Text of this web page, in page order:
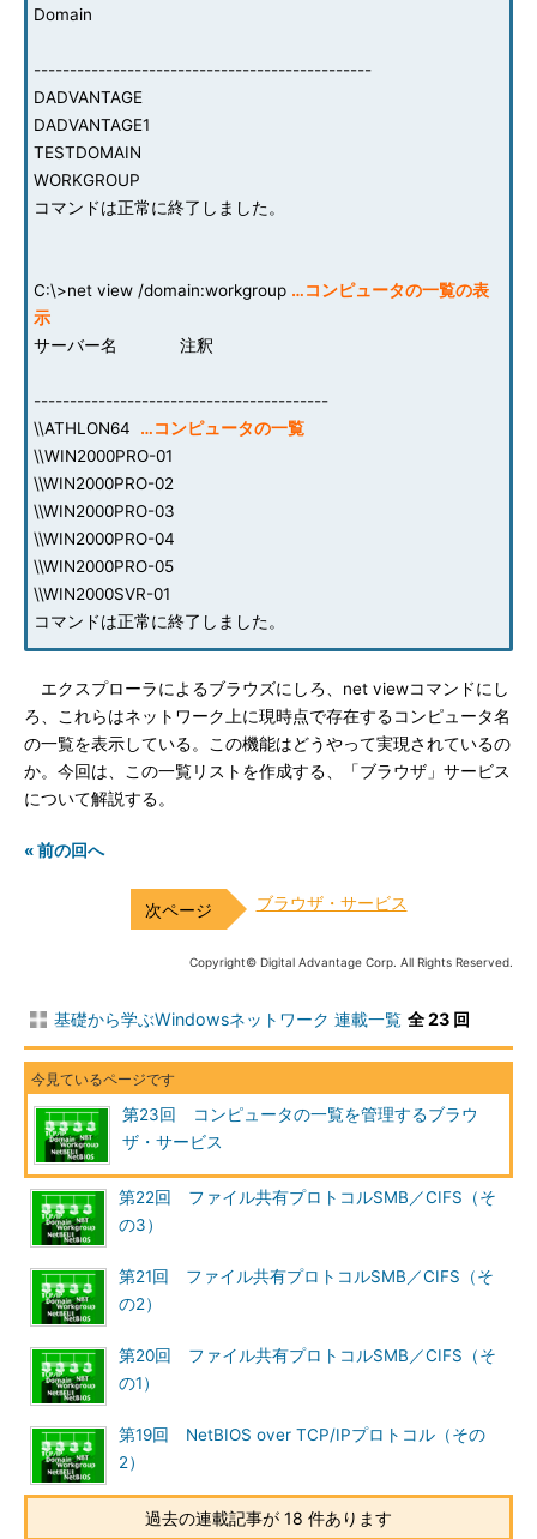
Domain
-----------------------------------------------
DADVANTAGE
DADVANTAGE1
TESTDOMAIN
WORKGROUP
コマンドは正常に終了しました。
C:\>net view /domain:workgroup …コンピュータの一覧の表
示
サーバー名 注釈
-----------------------------------------
\\ATHLON64 …コンピュータの一覧
\\WIN2000PRO-01
\\WIN2000PRO-02
\\WIN2000PRO-03
\\WIN2000PRO-04
\\WIN2000PRO-05
\\WIN2000SVR-01
コマンドは正常に終了しました。
エクスプローラによるブラウズにしろ、net viewコマンドにし
ろ、これらはネットワーク上に現時点で存在するコンピュータ名
の一覧を表示している。この機能はどうやって実現されているの
か。今回は、この一覧リストを作成する、「ブラウザ」サービス
について解説する。
« 前の回へ
ブラウザ・サービス
Copyright© Digital Advantage Corp. All Rights Reserved.
基礎から学ぶWindowsネットワーク 連載一覧 全 23 回
第23回 コンピュータの一覧を管理するブラウ
ザ・サービス
第22回 ファイル共有プロトコルSMB／CIFS（そ
の3）
第21回 ファイル共有プロトコルSMB／CIFS（そ
の2）
第20回 ファイル共有プロトコルSMB／CIFS（そ
の1）
第19回 NetBIOS over TCP/IPプロトコル（その
2）
過去の連載記事が 18 件あります